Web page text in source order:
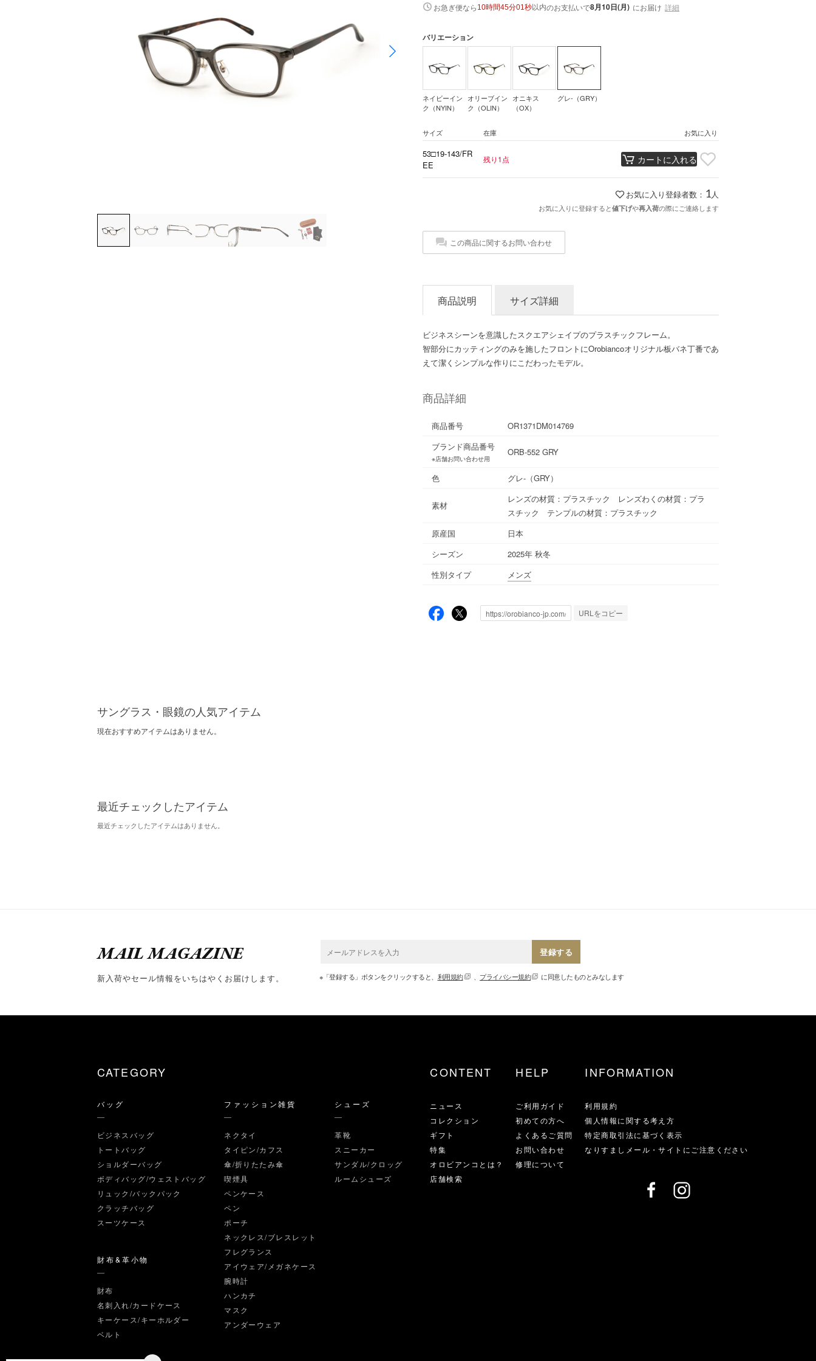
お急ぎ便なら 10時間45分00秒以内のお支払いで8月10日(月) にお届け 詳細
バリエーション
ネイビーイン
ク（NYIN）
オリーブイン
ク（OLIN）
オニキス
（OX）
グレ-（GRY）
サイズ 在庫 お気に入り
53□19-143/FR
EE
残り1点 カートに入れる
お気に入り登録者数： 1 人
お気に入りに登録すると値下げや再入荷の際にご連絡します
この商品に関するお問い合わせ
商品説明 サイズ詳細
ビジネスシーンを意識したスクエアシェイプのプラスチックフレーム。
智部分にカッティングのみを施したフロントにOrobiancoオリジナル板バネ丁番であ
えて潔くシンプルな作りにこだわったモデル。
商品詳細
商品番号
OR1371DM014769
ブランド商品番号
※店舗お問い合わせ用
ORB-552 GRY
色 グレ-（GRY）
素材
レンズの材質：プラスチック レンズわくの材質：プラ
スチック テンプルの材質：プラスチック
原産国
日本
シーズン
2025年 秋冬
性別タイプ
メンズ
URLをコピー
サングラス・眼鏡の人気アイテム
現在おすすめアイテムはありません。
最近チェックしたアイテム
最近チェックしたアイテムはありません。
MAIL MAGAZINE
新入荷やセール情報をいちはやくお届けします。
登録する
※「登録する」ボタンをクリックすると、 利用規約 、 プライバシー規約 に同意したものとみなします
CATEGORY
バッグ
ビジネスバッグ
トートバッグ
ショルダーバッグ
ボディバッグ/ウェストバッグ
リュック/バックパック
クラッチバッグ
スーツケース
財布&革小物
財布
名刺入れ/カードケース
キーケース/キーホルダー
ベルト
ファッション雑貨
ネクタイ
タイピン/カフス
傘/折りたたみ傘
喫煙具
ペンケース
ペン
ポーチ
ネックレス/ブレスレット
フレグランス
アイウェア/メガネケース
腕時計
ハンカチ
マスク
アンダーウェア
シューズ
革靴
スニーカー
サンダル/クロッグ
ルームシューズ
CONTENT
ニュース
コレクション
ギフト
特集
オロビアンコとは？
店舗検索
HELP
ご利用ガイド
初めての方へ
よくあるご質問
お問い合わせ
修理について
INFORMATION
利用規約
個人情報に関する考え方
特定商取引法に基づく表示
なりすましメール・サイトにご注意ください